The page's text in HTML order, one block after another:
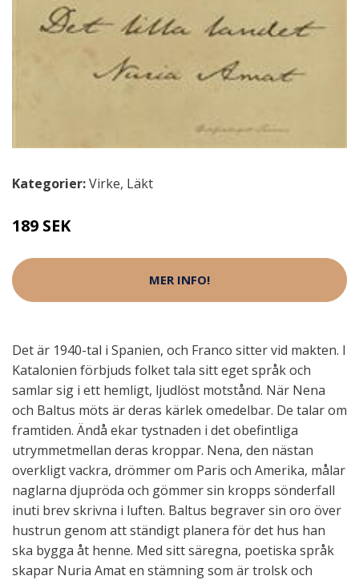
Kategorier:Virke, Läkt
189 SEK
MER INFO!
Det är 1940-tal i Spanien, och Franco sitter vid makten. I
Katalonien förbjuds folket tala sitt eget språk och
samlar sig i ett hemligt, ljudlöst motstånd. När Nena
och Baltus möts är deras kärlek omedelbar. De talar om
framtiden. Ändå ekar tystnaden i det obefintliga
utrymmetmellan deras kroppar. Nena, den nästan
overkligt vackra, drömmer om Paris och Amerika, målar
naglarna djupröda och gömmer sin kropps sönderfall
inuti brev skrivna i luften. Baltus begraver sin oro över
hustrun genom att ständigt planera för det hus han
ska bygga åt henne. Med sitt säregna, poetiska språk
skapar Nuria Amat en stämning som är trolsk och